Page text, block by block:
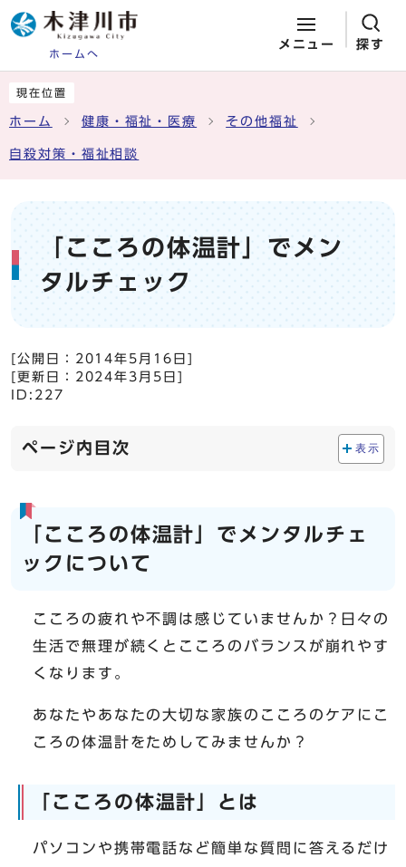
ホームへ
メニュー 探す
現在位置
ホーム 健康・福祉・医療 その他福祉
自殺対策・福祉相談
「こころの体温計」でメン
タルチェック
[公開日： 2014年5月16日
[更新日： 2024年3月5日
ID:227
ページ内目次 表示
「こころの体温計」でメンタルチェ
ックについて
こころの疲れや不調は感じていませんか？日々の
生活で無理が続くとこころのバランスが崩れやす
くなります。
あなたやあなたの大切な家族のこころのケアにこ
ころの体温計をためしてみませんか？
「こころの体温計」とは
パソコンや携帯電話など簡単な質問に答えるだけ